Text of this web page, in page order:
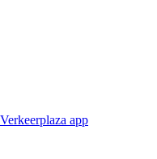
Verkeerplaza app